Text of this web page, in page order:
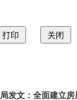
发文：全面建立